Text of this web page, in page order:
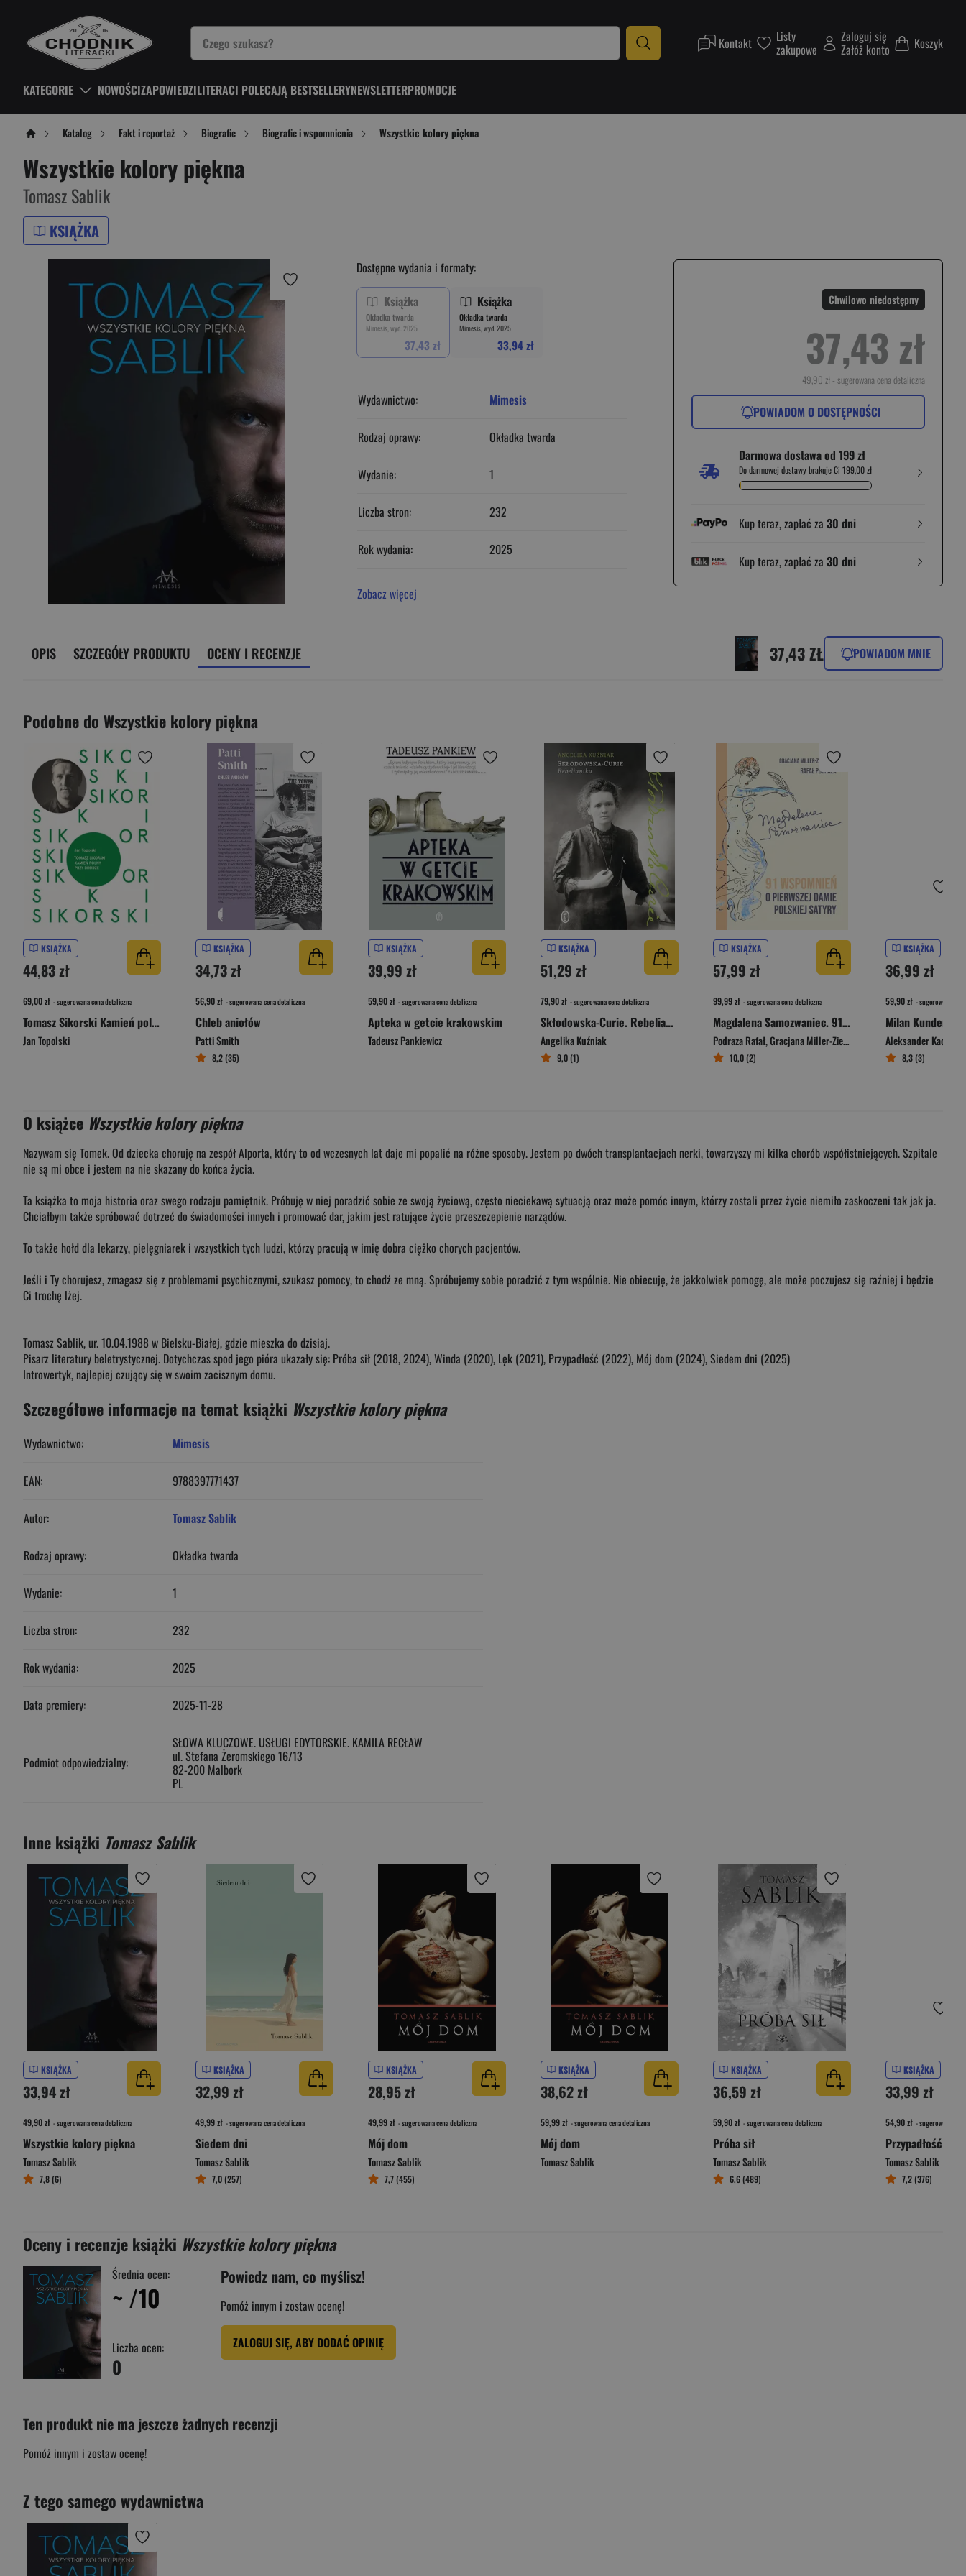
Kontakt Listy
zakupowe
Zaloguj się
Załóż konto Koszyk
KATEGORIE NOWOŚCIZAPOWIEDZILITERACI POLECAJĄ BESTSELLERYNEWSLETTERPROMOCJE
Katalog Fakt i reportaż Biografie Biografie i wspomnienia Wszystkie kolory piękna
Wszystkie kolory piękna
Tomasz Sablik
KSIĄŻKA
Chwilowo niedostępny
37,43 zł
49,90 zł - sugerowana cena detaliczna
POWIADOM O DOSTĘPNOŚCI
Darmowa dostawa od 199 zł
Do darmowej dostawy brakuje Ci 199,00 zł
Kup teraz, zapłać za 30 dni
Kup teraz, zapłać za 30 dni
Dostępne wydania i formaty:
Książka
Okładka twarda
Mimesis, wyd. 2025
37,43 zł
Książka
Okładka twarda
Mimesis, wyd. 2025
33,94 zł
Wydawnictwo: Mimesis
Rodzaj oprawy: Okładka twarda
Wydanie: 1
Liczba stron: 232
Rok wydania: 2025
Zobacz więcej
OPIS SZCZEGÓŁY PRODUKTU OCENY I RECENZJE 37,43 ZŁ POWIADOM MNIE
Podobne do Wszystkie kolory piękna
KSIĄŻKA
44,83 zł
69,00 zł - sugerowana cena detaliczna
Tomasz Sikorski Kamień polny przy drodze
Jan Topolski
KSIĄŻKA
34,73 zł
56,90 zł - sugerowana cena detaliczna
Chleb aniołów
Patti Smith
8,2 (35)
KSIĄŻKA
39,99 zł
59,90 zł - sugerowana cena detaliczna
Apteka w getcie krakowskim
Tadeusz Pankiewicz
KSIĄŻKA
51,29 zł
79,90 zł - sugerowana cena detaliczna
Skłodowska-Curie. Rebeliantka
Angelika Kuźniak
9,0 (1)
KSIĄŻKA
57,99 zł
99,99 zł - sugerowana cena detaliczna
Magdalena Samozwaniec. 91 wspomnień o pierwszej damie polskiej satyry
Podraza Rafał,Gracjana Miller-Zielińska
10,0 (2)
KSIĄŻKA
36,99 zł
59,90 zł - sugerowana
Aleksander
8,3 (3)
O książce Wszystkie kolory piękna
Nazywam się Tomek. Od dziecka choruję na zespół Alporta, który to od wczesnych lat daje mi popalić na różne sposoby. Jestem po dwóch transplantacjach nerki, towarzyszy mi kilka chorób współistniejących. Szpitale
nie są mi obce i jestem na nie skazany do końca życia.
Ta książka to moja historia oraz swego rodzaju pamiętnik. Próbuję w niej poradzić sobie ze swoją życiową, często nieciekawą sytuacją oraz może pomóc innym, którzy zostali przez życie niemiło zaskoczeni tak jak ja.
Chciałbym także spróbować dotrzeć do świadomości innych i promować dar, jakim jest ratujące życie przeszczepienie narządów.
To także hołd dla lekarzy, pielęgniarek i wszystkich tych ludzi, którzy pracują w imię dobra ciężko chorych pacjentów.
Jeśli i Ty chorujesz, zmagasz się z problemami psychicznymi, szukasz pomocy, to chodź ze mną. Spróbujemy sobie poradzić z tym wspólnie. Nie obiecuję, że jakkolwiek pomogę, ale może poczujesz się raźniej i będzie
Ci trochę lżej.
Tomasz Sablik, ur. 10.04.1988 w Bielsku-Białej, gdzie mieszka do dzisiaj.
Pisarz literatury beletrystycznej. Dotychczas spod jego pióra ukazały się: Próba sił (2018, 2024), Winda (2020), Lęk (2021), Przypadłość (2022), Mój dom (2024), Siedem dni (2025)
Introwertyk, najlepiej czujący się w swoim zacisznym domu.
Szczegółowe informacje na temat książki Wszystkie kolory piękna
Wydawnictwo: Mimesis
EAN: 9788397771437
Autor: Tomasz Sablik
Rodzaj oprawy: Okładka twarda
Wydanie: 1
Liczba stron: 232
Rok wydania: 2025
Data premiery: 2025-11-28
Podmiot odpowiedzialny:
SŁOWA KLUCZOWE. USŁUGI EDYTORSKIE. KAMILA RECŁAW
ul. Stefana Żeromskiego 16/13
82-200 Malbork
PL
Inne książki Tomasz Sablik
KSIĄŻKA
33,94 zł
49,90 zł - sugerowana cena detaliczna
Wszystkie kolory piękna
Tomasz Sablik
7,8 (6)
KSIĄŻKA
32,99 zł
49,99 zł - sugerowana cena detaliczna
Siedem dni
Tomasz Sablik
7,0 (257)
KSIĄŻKA
28,95 zł
49,99 zł - sugerowana cena detaliczna
Mój dom
Tomasz Sablik
7,7 (455)
KSIĄŻKA
38,62 zł
59,99 zł - sugerowana cena detaliczna
Mój dom
Tomasz Sablik
KSIĄŻKA
36,59 zł
59,90 zł - sugerowana cena detaliczna
Próba sił
Tomasz Sablik
6,6 (489)
KSIĄŻKA
33,99 zł
54,90 zł - sugerowana
Przypadłość
Tomasz Sablik
7,2 (376)
Oceny i recenzje książki Wszystkie kolory piękna
Średnia ocen:
~ /10
Liczba ocen:
0
Powiedz nam, co myślisz!
Pomóż innym i zostaw ocenę!
ZALOGUJ SIĘ, ABY DODAĆ OPINIĘ
Ten produkt nie ma jeszcze żadnych recenzji
Pomóż innym i zostaw ocenę!
Z tego samego wydawnictwa